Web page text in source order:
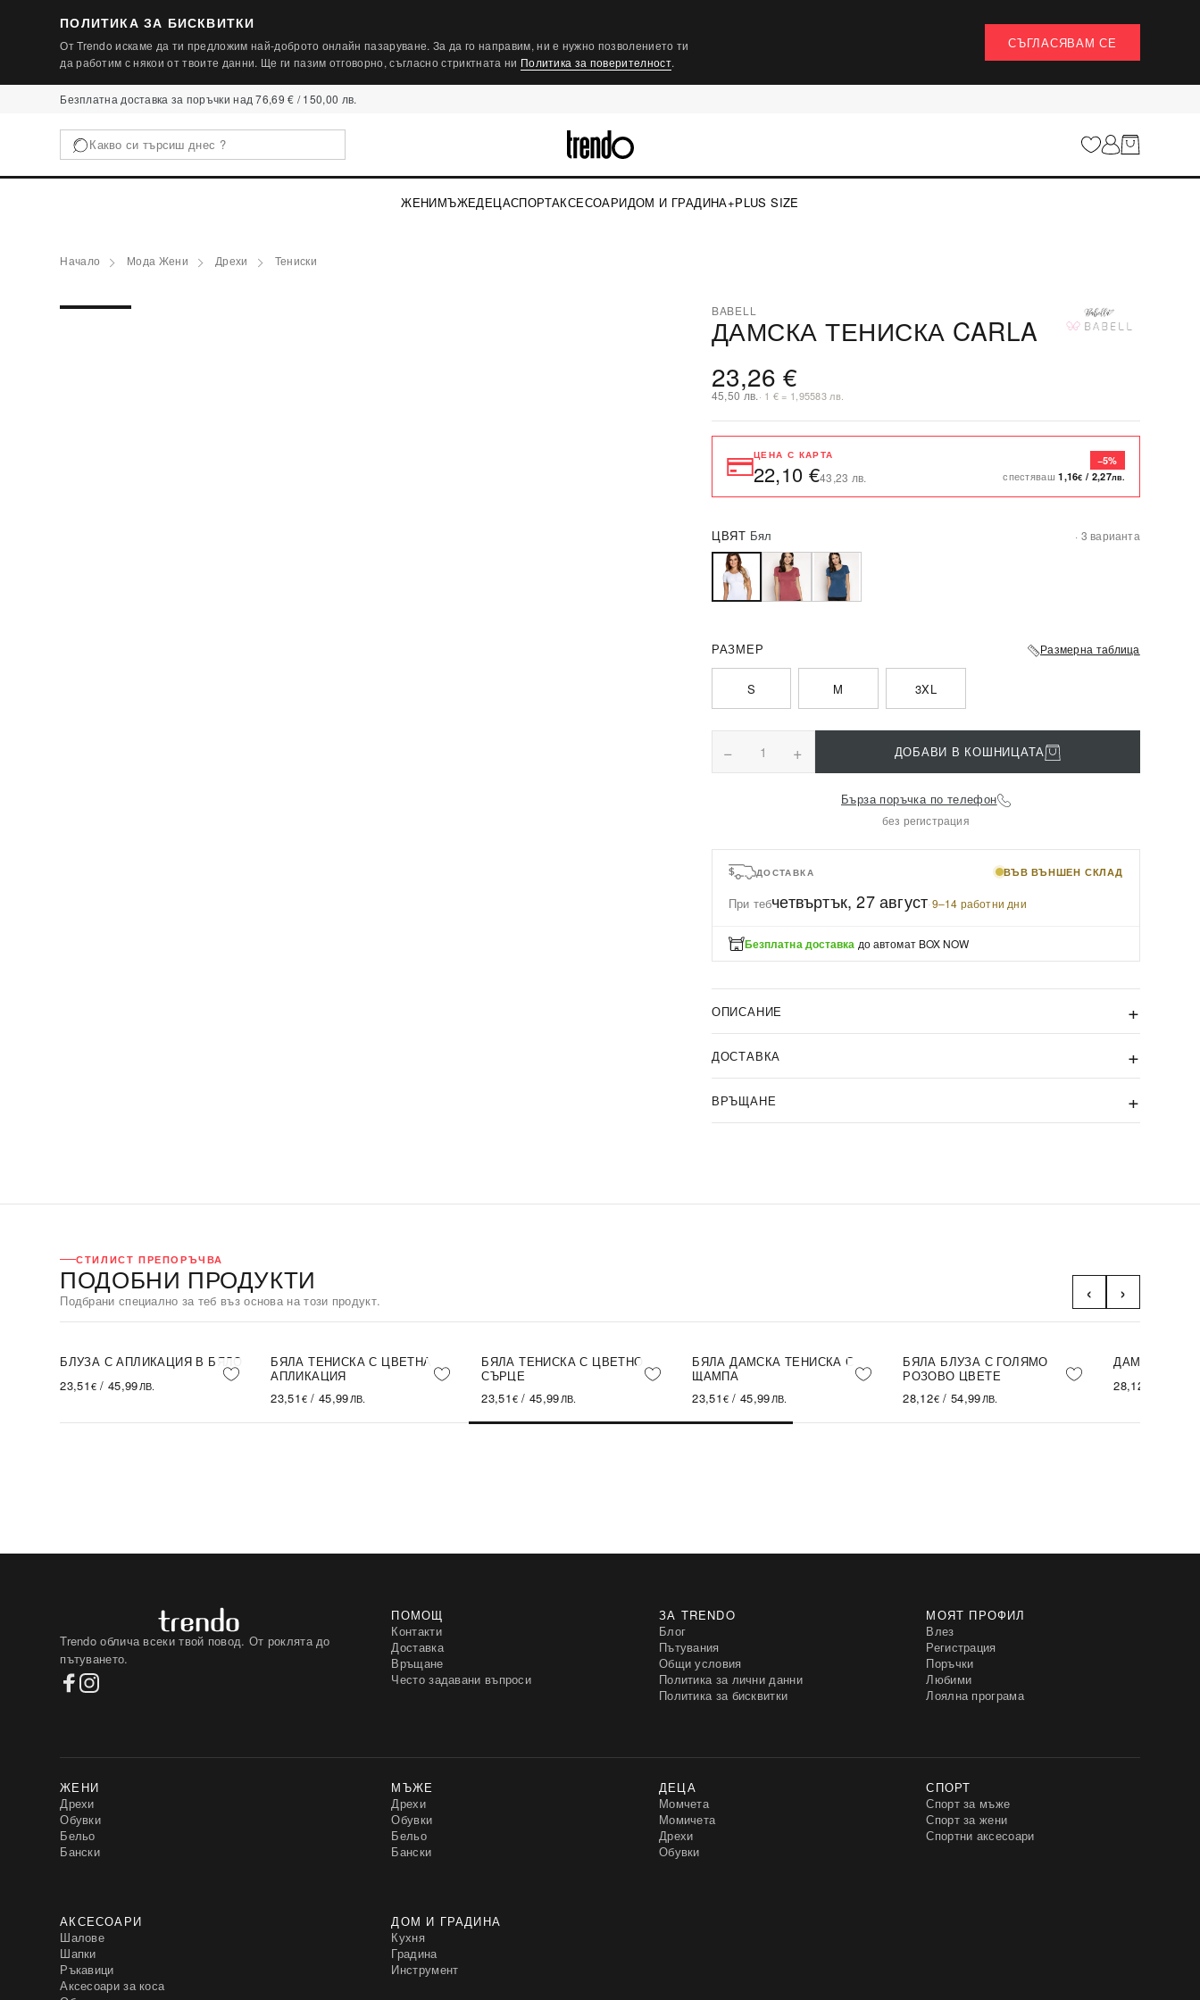
ПОЛИТИКА ЗА БИСКВИТКИ
От Trendo искаме да ти предложим най-доброто онлайн пазаруване. За да го направим, ни е нужно позволението ти
да работим с някои от твоите данни. Ще ги пазим отговорно, съгласно стриктната ни Политика за поверителност.
СЪГЛАСЯВАМ СЕ
Безплатна доставка за поръчки над 76,69 € / 150,00 лв.
ЖЕНИМЪЖЕДЕЦАСПОРТАКСЕСОАРИДОМ И ГРАДИНА+PLUS SIZE
Начало Мода Жени Дрехи Тениски
BABELL
ДАМСКА ТЕНИСКА CARLA
23,26 €
45,50 лв.· 1 € = 1,95583 лв.
ЦЕНА С КАРТА
22,10 €43,23 лв.
−5%
спестяваш1,16€ / 2,27лв.
ЦВЯТ Бял · 3 варианта
РАЗМЕР Размерна таблица
S M 3XL
− 1 + ДОБАВИ В КОШНИЦАТА
Бърза поръчка по телефон
без регистрация
ДОСТАВКА ВЪВ ВЪНШЕН СКЛАД
При тебчетвъртък, 27 август·9–14 работни дни
Безплатна доставка до автомат BOX NOW
ОПИСАНИЕ
ДОСТАВКА
ВРЪЩАНЕ
СТИЛИСТ ПРЕПОРЪЧВА
ПОДОБНИ ПРОДУКТИ
Подбрани специално за теб въз основа на този продукт. ‹ ›
БЛУЗА С АПЛИКАЦИЯ В БЯЛО
23,51€ /45,99ЛВ.
БЯЛА ТЕНИСКА С ЦВЕТНА
АПЛИКАЦИЯ
23,51€ /45,99ЛВ.
БЯЛА ТЕНИСКА С ЦВЕТНО
СЪРЦЕ
23,51€ /45,99ЛВ.
БЯЛА ДАМСКА ТЕНИСКА С
ЩАМПА
23,51€ /45,99ЛВ.
БЯЛА БЛУЗА С ГОЛЯМО
РОЗОВО ЦВЕТЕ
28,12€ /54,99ЛВ.
ДАМСКА
28,12
Trendo облича всеки твой повод. От роклята до
пътуването.
ПОМОЩ
Контакти
Доставка
Връщане
Често задавани въпроси
ЗА TRENDO
Блог
Пътувания
Общи условия
Политика за лични данни
Политика за бисквитки
МОЯТ ПРОФИЛ
Влез
Регистрация
Поръчки
Любими
Лоялна програма
ЖЕНИ
Дрехи
Обувки
Бельо
Бански
МЪЖЕ
Дрехи
Обувки
Бельо
Бански
ДЕЦА
Момчета
Момичета
Дрехи
Обувки
СПОРТ
Спорт за мъже
Спорт за жени
Спортни аксесоари
АКСЕСОАРИ
Шалове
Шапки
Ръкавици
Аксесоари за коса
ДОМ И ГРАДИНА
Кухня
Градина
Инструмент